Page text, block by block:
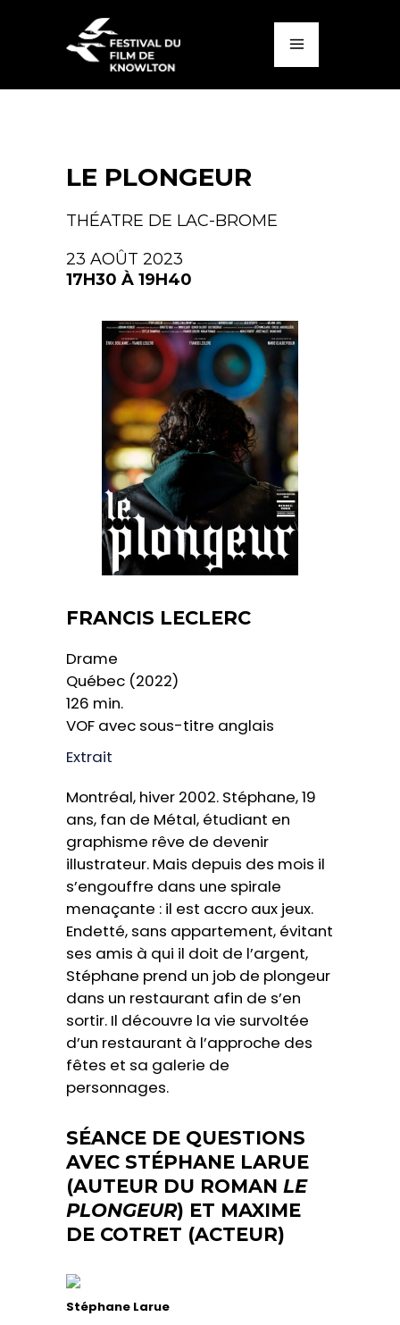
LE PLONGEUR
THÉATRE DE LAC-BROME
23 AOÛT 2023
17H30 À 19H40
FRANCIS LECLERC
Drame
Québec (2022)
126 min.
VOF avec sous-titre anglais
Extrait
Montréal, hiver 2002. Stéphane, 19
ans, fan de Métal, étudiant en
graphisme rêve de devenir
illustrateur. Mais depuis des mois il
s’engouffre dans une spirale
menaçante : il est accro aux jeux.
Endetté, sans appartement, évitant
ses amis à qui il doit de l’argent,
Stéphane prend un job de plongeur
dans un restaurant afin de s’en
sortir. Il découvre la vie survoltée
d’un restaurant à l’approche des
fêtes et sa galerie de
personnages.
SÉANCE DE QUESTIONS
AVEC STÉPHANE LARUE
(AUTEUR DU ROMAN LE
PLONGEUR) ET MAXIME
DE COTRET (ACTEUR)
Stéphane Larue